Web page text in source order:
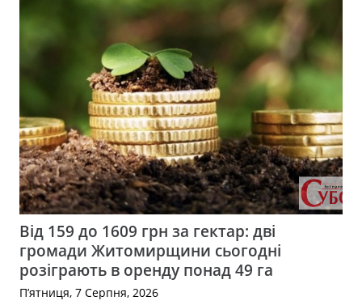
Від 159 до 1609 грн за гектар: дві
громади Житомирщини сьогодні
розіграють в оренду понад 49 га
П’ятниця, 7 Серпня, 2026